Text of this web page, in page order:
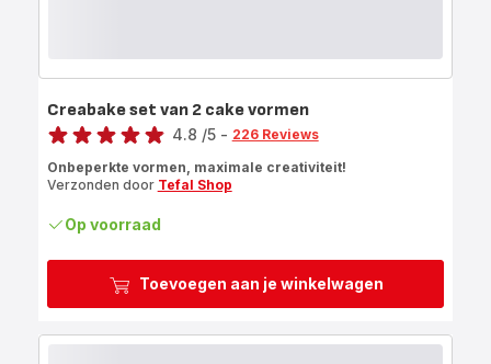
Toevoegen aan je winkelwagen
Creabake set van 2 cake vormen
Score
4.8 /5 - 226 Reviews
Onbeperkte vormen, maximale creativiteit!
Verzonden door Tefal Shop
Op voorraad